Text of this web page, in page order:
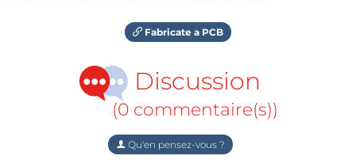
Fabricate a PCB
Discussion
(0 commentaire(s))
Qu'en pensez-vous ?